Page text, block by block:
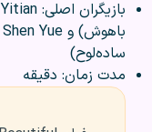
ساده‌لوح)
مدت زمان: دقیقه